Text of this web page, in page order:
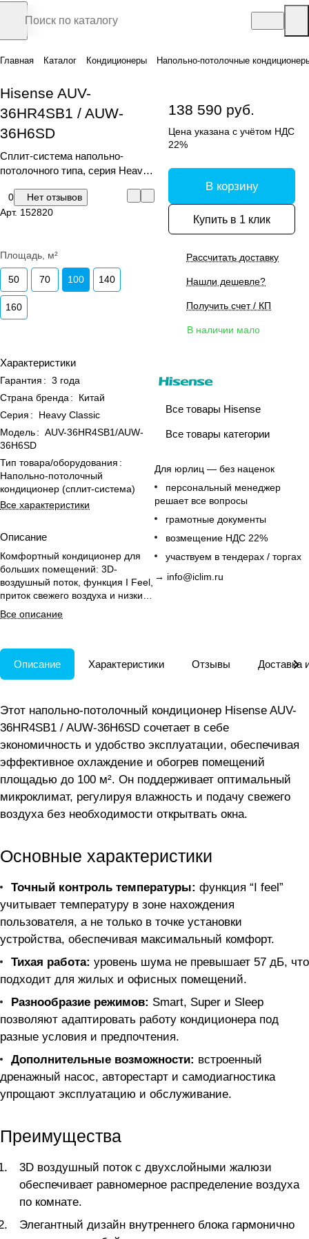
Главная Каталог Кондиционеры Напольно-потолочные
Hisense AUV-
36HR4SB1 / AUW-
36H6SD
Сплит-система напольно-
потолочного типа, серия Heavy
0
Нет отзывов
Арт. 152820
Площадь, м²
50 70 100 140
160
Характеристики
Гарантия : 3 года
Страна бренда :
Китай
Серия :
Heavy Classic
Модель: AUV-36HR4SB1/AUW-
36H6SD
Тип товара/оборудования :
Напольно-потолочный
кондиционер (сплит-система)
Все характеристики
Описание
Комфортный кондиционер для
больших помещений: 3D-
воздушный поток, функция I Feel,
приток свежего воздуха и низкий
уровень шума.
Все описание
138 590 руб.
Цена указана с учётом НДС
22%
В корзину
Купить в 1 клик
Рассчитать доставку
Нашли дешевле?
Получить счет / КП
В наличии мало
Все товары Hisense
Все товары категории
Для юрлиц — без наценок
персональный менеджер
решает все вопросы
грамотные документы
возмещение НДС 22%
участвуем в тендерах / торгах
→ info@iclim.ru
Описание Характеристики Отзывы Доставка
Этот напольно-потолочный кондиционер Hisense AUV-
36HR4SB1 / AUW-36H6SD сочетает в себе
экономичность и удобство эксплуатации, обеспечивая
эффективное охлаждение и обогрев помещений
площадью до 100 м². Он поддерживает оптимальный
микроклимат, регулируя влажность и подачу свежего
воздуха без необходимости открытвать окна.
Основные характеристики
Точный контроль температуры: функция “I feel”
учитывает температуру в зоне нахождения
пользователя, а не только в точке установки
устройства, обеспечивая максимальный комфорт.
Тихая работа: уровень шума не превышает 57 дБ, что
подходит для жилых и офисных помещений.
Разнообразие режимов: Smart, Super и Sleep
позволяют адаптировать работу кондиционера под
разные условия и предпочтения.
Дополнительные возможности: встроенный
дренажный насос, авторестарт и самодиагностика
упрощают эксплуатацию и обслуживание.
Преимущества
3D воздушный поток с двухслойными жалюзи
обеспечивает равномерное распределение воздуха
по комнате.
Элегантный дизайн внутреннего блока гармонично